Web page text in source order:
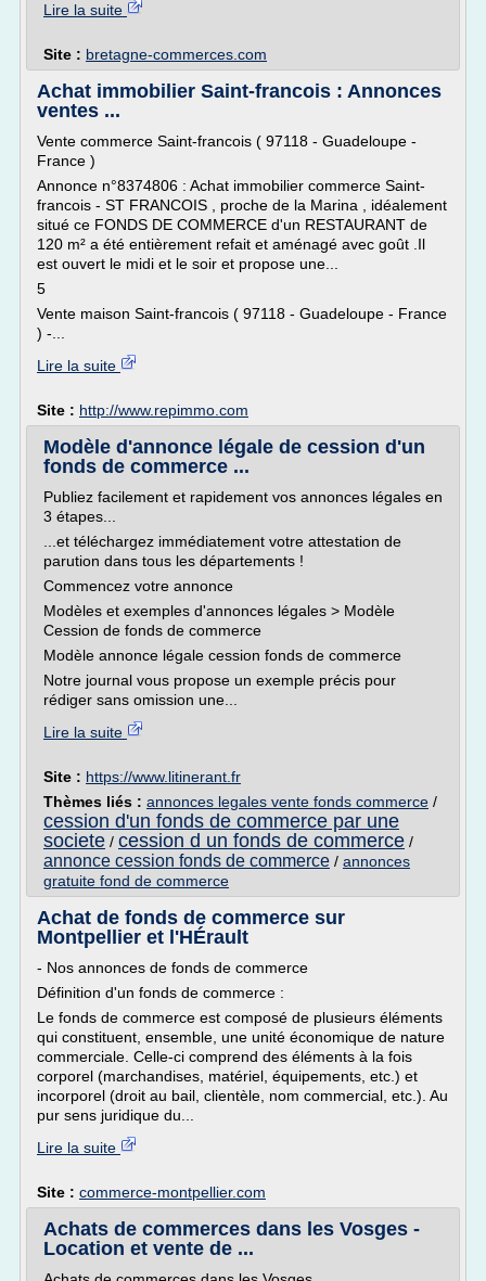
Lire la suite
Site : bretagne-commerces.com
Achat immobilier Saint-francois : Annonces
ventes ...
Vente commerce Saint-francois ( 97118 - Guadeloupe -
France )
Annonce n°8374806 : Achat immobilier commerce Saint-
francois - ST FRANCOIS , proche de la Marina , idéalement
situé ce FONDS DE COMMERCE d'un RESTAURANT de
120 m² a été entièrement refait et aménagé avec goût .Il
est ouvert le midi et le soir et propose une...
5
Vente maison Saint-francois ( 97118 - Guadeloupe - France
) -...
Lire la suite
Site : http://www.repimmo.com
Modèle d'annonce légale de cession d'un
fonds de commerce ...
Publiez facilement et rapidement vos annonces légales en
3 étapes...
...et téléchargez immédiatement votre attestation de
parution dans tous les départements !
Commencez votre annonce
Modèles et exemples d'annonces légales > Modèle
Cession de fonds de commerce
Modèle annonce légale cession fonds de commerce
Notre journal vous propose un exemple précis pour
rédiger sans omission une...
Lire la suite
Site : https://www.litinerant.fr
Thèmes liés : annonces legales vente fonds commerce /
cession d'un fonds de commerce par une
societe / cession d un fonds de commerce /
annonce cession fonds de commerce / annonces
gratuite fond de commerce
Achat de fonds de commerce sur
Montpellier et l'HÉrault
- Nos annonces de fonds de commerce
Définition d'un fonds de commerce :
Le fonds de commerce est composé de plusieurs éléments
qui constituent, ensemble, une unité économique de nature
commerciale. Celle-ci comprend des éléments à la fois
corporel (marchandises, matériel, équipements, etc.) et
incorporel (droit au bail, clientèle, nom commercial, etc.). Au
pur sens juridique du...
Lire la suite
Site : commerce-montpellier.com
Achats de commerces dans les Vosges -
Location et vente de ...